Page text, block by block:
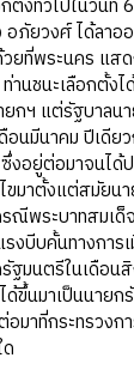
ตั้งทั่วไปในวันที่
ภัยวงศ์ ได้ลาอ
ยที่พระนคร แส
านชนะเลือกตั้ง
ยกฯ แต่รัฐบาล
อนมีนาคม ปีเดีย
งอยู่ต่อมาจนได้
ขมาตั้งแต่สมัยน
ณีพระบาทสมเด็
งบีบคั้นทางกา
ฐมนตรีในเดือน
ขึ้นมาเป็นนายก
าที่กระทรวงกา